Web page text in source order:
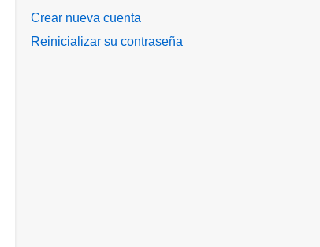
Crear nueva cuenta
Reinicializar su contraseña